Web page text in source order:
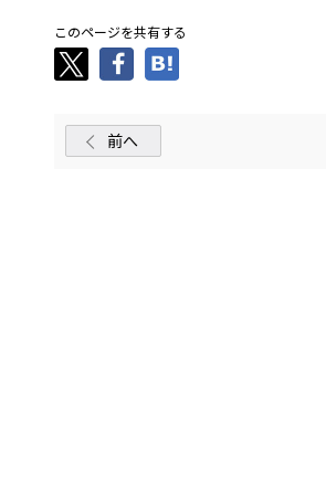
このページを共有する
前へ